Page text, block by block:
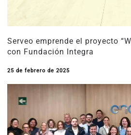
Serveo emprende el proyecto
con Fundación Integra
25 de febrero de 2025